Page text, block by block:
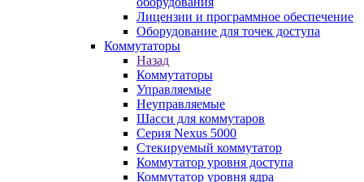
Лицензии и программное обеспечение
Оборудование для точек доступа
Коммутаторы
Назад
Коммутаторы
Управляемые
Неуправляемые
Шасси для коммутаров
Серия Nexus 5000
Стекируемый коммутатор
Коммутатор уровня доступа
Коммутатор уровня ядра